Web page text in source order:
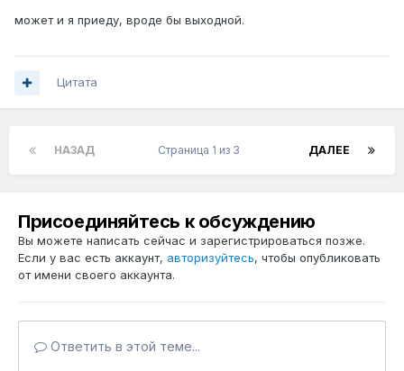
может и я приеду, вроде бы выходной.
Цитата
НАЗАД ДАЛЕЕ
Страница 1 из 3
Присоединяйтесь к обсуждению
Вы можете написать сейчас и зарегистрироваться позже.
Если у вас есть аккаунт, авторизуйтесь, чтобы опубликовать
от имени своего аккаунта.
Ответить в этой теме...